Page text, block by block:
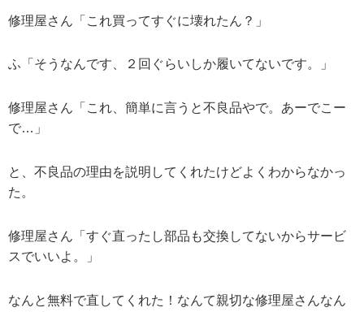
修理屋さん「これ買ってすぐに壊れたん？」
ふ「そうなんです、２回ぐらいしか履いてないです。」
修理屋さん「これ、簡単に言うと不良品やで。あーでこー
で…」
と、不良品の理由を説明してくれたけどよくわからなかっ
た。
修理屋さん「すぐ直ったし部品も交換してないからサービ
スでいいよ。」
なんと無料で直してくれた！なんて親切な修理屋さんなん